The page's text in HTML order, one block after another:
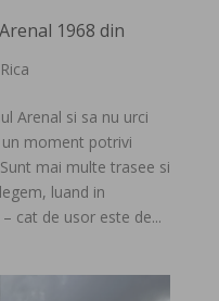
1968 din
Arenal si sa nu urci
moment potrivi
mai multe trasee si
luand in
cat de usor este de...